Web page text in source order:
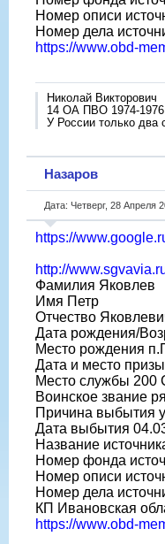
Номер описи
Номер дела
https://www.obd-
Николай Викторович
14 ОА ПВО 1974-1976
У России только два
Назаров
Дата: Четверг, 28 Апреля
https://
http://
Фамилия Яковлев
Имя Петр
Отчество
Дата рождения/
Место рождения
Дата и место
Место службы
Воинское звание
Причина выбытия
Дата выбытия
Название
Номер фонда
Номер описи
Номер дела
КП Ивановская
https://www.obd-